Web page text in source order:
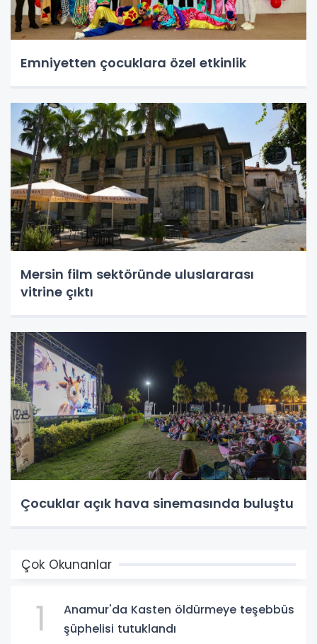
Emniyetten çocuklara özel etkinlik
Mersin film sektöründe uluslararası
vitrine çıktı
Çocuklar açık hava sinemasında buluştu
Çok Okunanlar
1
Anamur'da Kasten öldürmeye teşebbüs
şüphelisi tutuklandı